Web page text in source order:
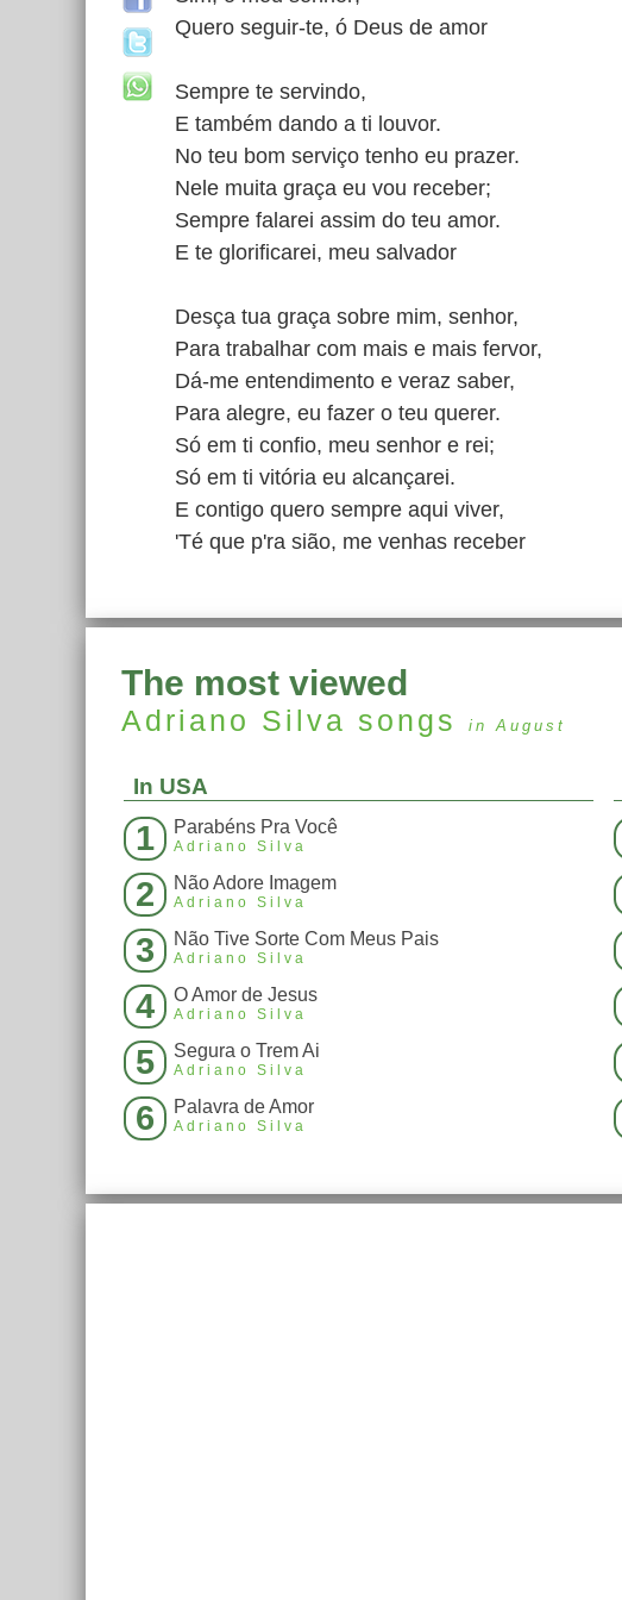
Quero seguir-te, ó Deus de amor
Sempre te servindo,
E também dando a ti louvor.
No teu bom serviço tenho eu prazer.
Nele muita graça eu vou receber;
Sempre falarei assim do teu amor.
E te glorificarei, meu salvador
Desça tua graça sobre mim, senhor,
Para trabalhar com mais e mais fervor,
Dá-me entendimento e veraz saber,
Para alegre, eu fazer o teu querer.
Só em ti confio, meu senhor e rei;
Só em ti vitória eu alcançarei.
E contigo quero sempre aqui viver,
'Té que p'ra sião, me venhas receber
The most viewed
Adriano Silva songs in August
In USA
1 Parabéns Pra Você
Adriano Silva
2 Não Adore Imagem
Adriano Silva
3 Não Tive Sorte Com Meus Pais
Adriano Silva
4 O Amor de Jesus
Adriano Silva
5 Segura o Trem Ai
Adriano Silva
6 Palavra de Amor
Adriano Silva